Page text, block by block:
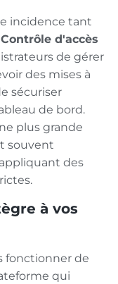
incidence tant
Contrôle d'accès
de gérer
des mises à
sécuriser
de bord.
plus grande
souvent
des
à vos
fonctionner de
qui